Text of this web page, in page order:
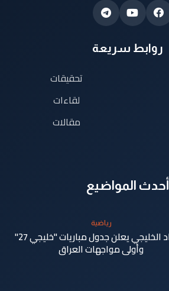
روابط سريعة
تحقيقات
لقاءات
مقالات
أحدث المواضيع
رياضية
الاتحاد الخليجي يعلن جدول مباريات "خليجي 27"
وأولى مواجهات العراق